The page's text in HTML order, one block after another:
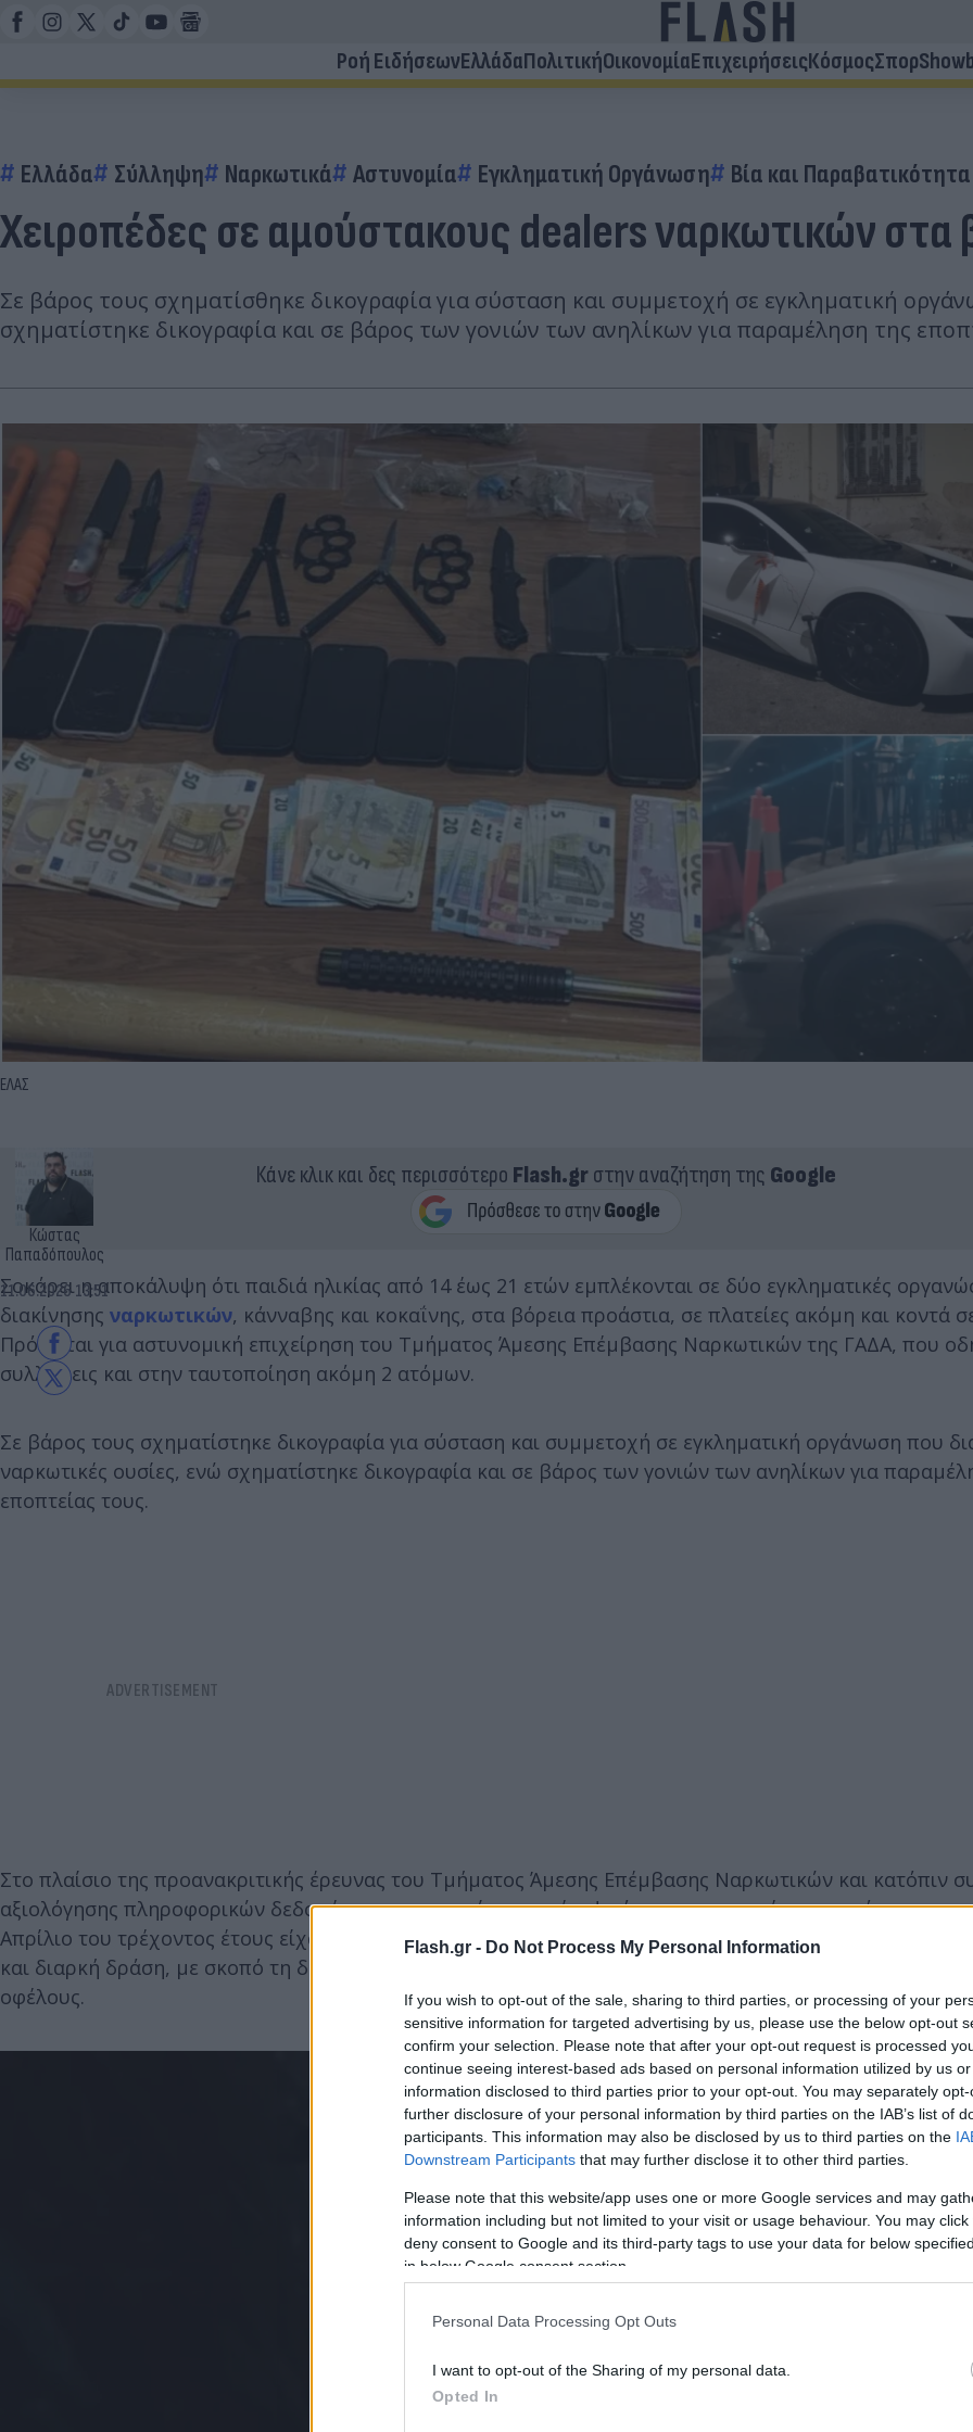
Flash.gr - Do Not Process My Personal Information
If you wish to opt-out of the sale, sharing to third parties, or processing of your
sensitive information for targeted advertising by us, please use the below opt-out
confirm your selection. Please note that after your opt-out request is processed
continue seeing interest-based ads based on personal information utilized by us
information disclosed to third parties prior to your opt-out. You may separately
further disclosure of your personal information by third parties on the IAB’s list of
participants. This information may also be disclosed by us to third parties on the
Downstream Participants that may further disclose it to other third parties.
Please note that this website/app uses one or more Google services and may
information including but not limited to your visit or usage behaviour. You may
deny consent to Google and its third-party tags to use your data for below
in below Google consent section.
Personal Data Processing Opt Outs
I want to opt-out of the Sharing of my personal data.
Opted In
Ροή ΕιδήσεωνΕλλάδαΠολιτικήΟικονομίαΕπιχειρήσειςΚόσμοςΣπορ
Ελλάδα Σύλληψη Ναρκωτικά Αστυνομία Εγκληματική Οργάνωση Βία και
Χειροπέδες σε αμούστακους dealers ναρκωτικών στα
Σε βάρος τους σχηματίσθηκε δικογραφία για σύσταση και συμμετοχή σε εγκληματική
σχηματίστηκε δικογραφία και σε βάρος των γονιών των ανηλίκων για παραμέληση της
ΕΛΑΣ
Κώστας
Παπαδόπουλος
11.06.2026 13:51
Κάνε κλικ και δες περισσότερο Flash.grστην αναζήτηση της Google
Σοκάρει η αποκάλυψη ότι παιδιά ηλικίας από 14 έως 21 ετών εμπλέκονται σε δύο εγκληματικές
διακίνησης ναρκωτικών, κάνναβης και κοκαΐνης, στα βόρεια προάστια, σε πλατείες ακόμη και κοντά
Πρόκειται για αστυνομική επιχείρηση του Τμήματος Άμεσης Επέμβασης Ναρκωτικών της ΓΑΔΑ, που
συλλήψεις και στην ταυτοποίηση ακόμη 2 ατόμων.
Σε βάρος τους σχηματίστηκε δικογραφία για σύσταση και συμμετοχή σε εγκληματική οργάνωση που
ναρκωτικές ουσίες, ενώ σχηματίστηκε δικογραφία και σε βάρος των γονιών των ανηλίκων για
εποπτείας τους.
Στο πλαίσιο της προανακριτικής έρευνας του Τμήματος Άμεσης Επέμβασης Ναρκωτικών και κατόπιν
αξιολόγησης πληροφορικών δεδομένων και στοιχείων, προέκυψε ότι οι κατηγορούμενοι από τον
Απρίλιο του τρέχοντος έτους είχαν συστήσει και ενταχθεί σε δύο εγκληματικές οργανώσεις, με
και διαρκή δράση, με σκοπό τη διακίνηση ναρκωτικών ουσιών και την αποκόμιση παράνομου
οφέλους.